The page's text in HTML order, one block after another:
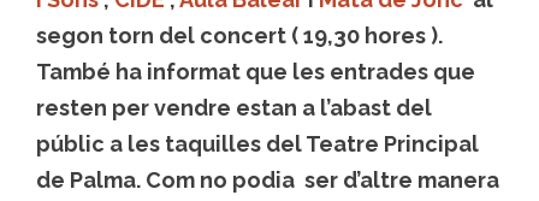
segon torn del concert ( 19,30 hores ).
També ha informat que les entrades que
resten per vendre estan a l’abast del
públic a les taquilles del Teatre Principal
de Palma. Com no podia ser d’altre manera